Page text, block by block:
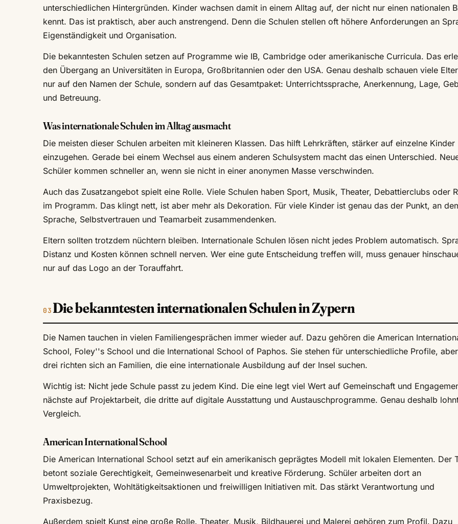
unterschiedlichen Hintergründen. Kinder wachsen damit in einem Alltag auf, der nicht nur einen nationalen
kennt. Das ist praktisch, aber auch anstrengend. Denn die Schulen stellen oft höhere Anforderungen an
Eigenständigkeit und Organisation.
Die bekanntesten Schulen setzen auf Programme wie IB, Cambridge oder amerikanische Curricula. Das
den Übergang an Universitäten in Europa, Großbritannien oder den USA. Genau deshalb schauen viele
nur auf den Namen der Schule, sondern auf das Gesamtpaket: Unterrichtssprache, Anerkennung, Lage,
und Betreuung.
Was internationale Schulen im Alltag ausmacht
Die meisten dieser Schulen arbeiten mit kleineren Klassen. Das hilft Lehrkräften, stärker auf einzelne Kinder
einzugehen. Gerade bei einem Wechsel aus einem anderen Schulsystem macht das einen Unterschied.
Schüler kommen schneller an, wenn sie nicht in einer anonymen Masse verschwinden.
Auch das Zusatzangebot spielt eine Rolle. Viele Schulen haben Sport, Musik, Theater, Debattierclubs oder
im Programm. Das klingt nett, ist aber mehr als Dekoration. Für viele Kinder ist genau das der Punkt, an
Sprache, Selbstvertrauen und Teamarbeit zusammendenken.
Eltern sollten trotzdem nüchtern bleiben. Internationale Schulen lösen nicht jedes Problem automatisch.
Distanz und Kosten können schnell nerven. Wer eine gute Entscheidung treffen will, muss genauer
nur auf das Logo an der Torauffahrt.
Die bekanntesten internationalen Schulen in Zypern
Die Namen tauchen in vielen Familiengesprächen immer wieder auf. Dazu gehören die American
School, Foley''s School und die International School of Paphos. Sie stehen für unterschiedliche Profile,
drei richten sich an Familien, die eine internationale Ausbildung auf der Insel suchen.
Wichtig ist: Nicht jede Schule passt zu jedem Kind. Die eine legt viel Wert auf Gemeinschaft und
nächste auf Projektarbeit, die dritte auf digitale Ausstattung und Austauschprogramme. Genau deshalb
Vergleich.
American International School
Die American International School setzt auf ein amerikanisch geprägtes Modell mit lokalen Elementen. Der
betont soziale Gerechtigkeit, Gemeinwesenarbeit und kreative Förderung. Schüler arbeiten dort an
Umweltprojekten, Wohltätigkeitsaktionen und freiwilligen Initiativen mit. Das stärkt Verantwortung und
Praxisbezug.
Außerdem spielt Kunst eine große Rolle. Theater, Musik, Bildhauerei und Malerei gehören zum Profil. Dazu